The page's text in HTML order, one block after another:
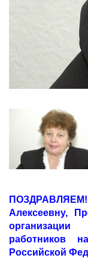
Алексеевну,
работников
Российской